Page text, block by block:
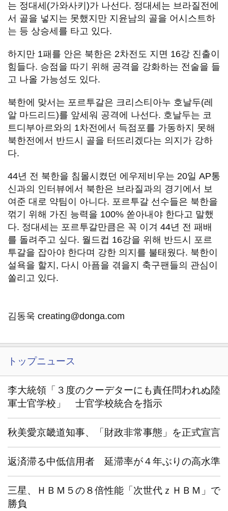
는 정대세(가와사키)가 나선다. 정대세는 브라질전에
서 골을 넣지는 못했지만 지윤남의 골을 어시스트하
는 등 상승세를 타고 있다.
하지만 1패를 안은 북한은 2차전도 지면 16강 진출이
힘들다. 승점을 따기 위해 공격을 강화하는 전술을 들
고 나올 가능성도 있다.
북한에 맞서는 포르투갈은 크리스티아누 호날두(레
알 마드리드)를 앞세워 공격에 나선다. 호날두는 코
트디부아르와의 1차전에서 득점포를 가동하지 못해
북한전에서 반드시 골을 터뜨리겠다는 의지가 강하
다.
44년 전 북한을 침몰시켰던 에우제비우는 20일 AP통
신과의 인터뷰에서 북한은 브라질과의 경기에서 보
여준 대로 약팀이 아니다. 포르투갈 선수들은 북한을
꺾기 위해 가진 능력을 100% 쏟아내야 한다고 말했
다. 정대세는 포르투갈만큼은 꼭 이겨 44년 전 패배
를 돌려주고 싶다. 월드컵 16강을 위해 반드시 포르
투갈을 잡아야 한다며 강한 의지를 불태웠다. 북한이
설욕을 할지, 다시 아픔을 겪을지 축구팬들의 관심이
쏠리고 있다.
김동욱 creating@donga.com
トップニュース
李大統領「３度のクーデターにも責任問われぬ陸
軍士官学校」 士官学校統合を指示
秋美愛京畿道知事、「財政非常事態」を正式宣言
返済滞る中低信用者 延滞率が４年ぶりの高水準
三星、ＨＢＭ５の８倍性能「次世代ｚＨＢＭ」で
勝負